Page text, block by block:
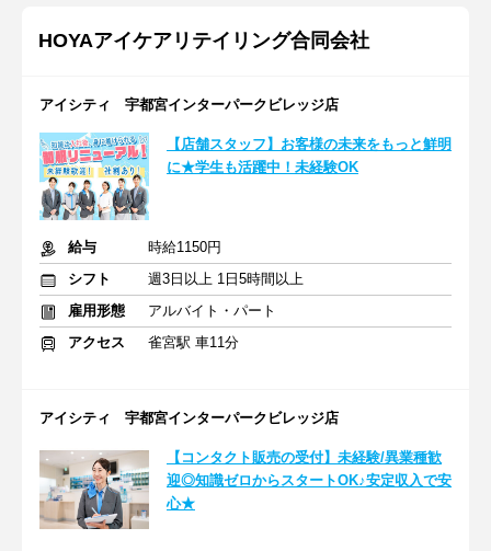
HOYAアイケアリテイリング合同会社
アイシティ 宇都宮インターパークビレッジ店
【店舗スタッフ】お客様の未来をもっと鮮明
に★学生も活躍中！未経験OK
給与
時給1150円
シフト
週3日以上 1日5時間以上
雇用形態
アルバイト・パート
アクセス
雀宮駅 車11分
アイシティ 宇都宮インターパークビレッジ店
【コンタクト販売の受付】未経験/異業種歓
迎◎知識ゼロからスタートOK♪安定収入で安
心★